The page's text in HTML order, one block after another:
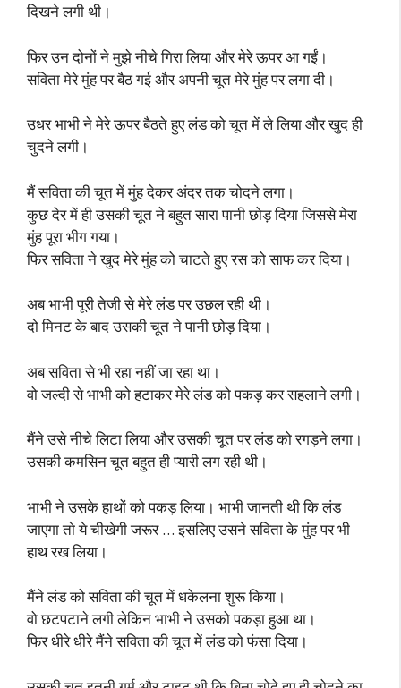
दिखने लगी थी।
फिर उन दोनों ने मुझे नीचे गिरा लिया और मेरे ऊपर आ गईं।
सविता मेरे मुंह पर बैठ गई और अपनी चूत मेरे मुंह पर लगा दी।
उधर भाभी ने मेरे ऊपर बैठते हुए लंड को चूत में ले लिया और खुद ही
चुदने लगी।
मैं सविता की चूत में मुंह देकर अंदर तक चोदने लगा।
कुछ देर में ही उसकी चूत ने बहुत सारा पानी छोड़ दिया जिससे मेरा
मुंह पूरा भीग गया।
फिर सविता ने खुद मेरे मुंह को चाटते हुए रस को साफ कर दिया।
अब भाभी पूरी तेजी से मेरे लंड पर उछल रही थी।
दो मिनट के बाद उसकी चूत ने पानी छोड़ दिया।
अब सविता से भी रहा नहीं जा रहा था।
वो जल्दी से भाभी को हटाकर मेरे लंड को पकड़ कर सहलाने लगी।
मैंने उसे नीचे लिटा लिया और उसकी चूत पर लंड को रगड़ने लगा।
उसकी कमसिन चूत बहुत ही प्यारी लग रही थी।
भाभी ने उसके हाथों को पकड़ लिया। भाभी जानती थी कि लंड
जाएगा तो ये चीखेगी जरूर … इसलिए उसने सविता के मुंह पर भी
हाथ रख लिया।
मैंने लंड को सविता की चूत में धकेलना शुरू किया।
वो छटपटाने लगी लेकिन भाभी ने उसको पकड़ा हुआ था।
फिर धीरे धीरे मैंने सविता की चूत में लंड को फंसा दिया।